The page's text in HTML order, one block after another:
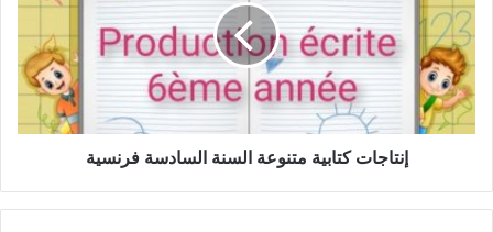
السنة
السادسة
فرنسية
إنتاجات كتابية متنوعة السنة السادسة فرنسية